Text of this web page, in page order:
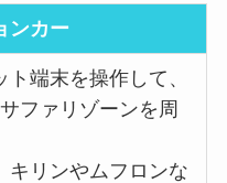
ンカー
端末を操作して、
ファリゾーンを周
キリンやムフロンな